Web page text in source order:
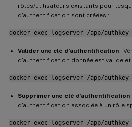
rôles/utilisateurs existants pour
d’authentification sont créées :
docker exec logserver /app/
Valider une clé d’authentification :
d’authentification donnée est valide
docker exec logserver /app/
Supprimer une clé d’authentification
d’authentification associée à un rôle
docker exec logserver /app/authkey